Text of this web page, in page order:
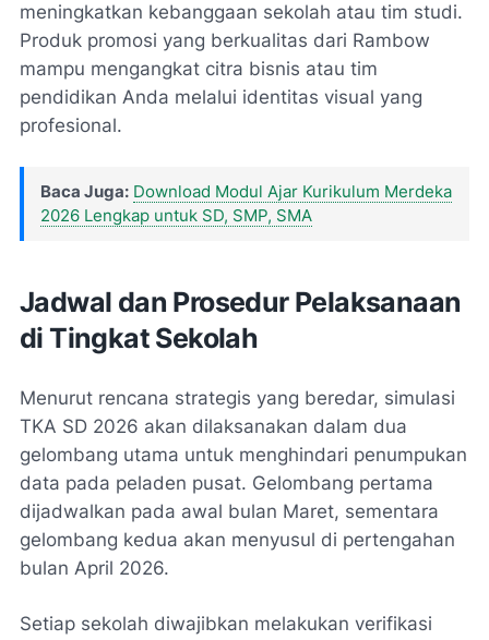
meningkatkan kebanggaan sekolah atau tim studi.
Produk promosi yang berkualitas dari Rambow
mampu mengangkat citra bisnis atau tim
pendidikan Anda melalui identitas visual yang
profesional.
Baca Juga: Download Modul Ajar Kurikulum Merdeka
2026 Lengkap untuk SD, SMP, SMA
Jadwal dan Prosedur Pelaksanaan
di Tingkat Sekolah
Menurut rencana strategis yang beredar, simulasi
TKA SD 2026 akan dilaksanakan dalam dua
gelombang utama untuk menghindari penumpukan
data pada peladen pusat. Gelombang pertama
dijadwalkan pada awal bulan Maret, sementara
gelombang kedua akan menyusul di pertengahan
bulan April 2026.
Setiap sekolah diwajibkan melakukan verifikasi